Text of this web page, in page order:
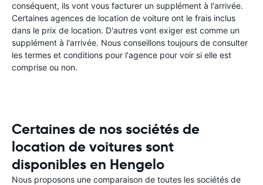
conséquent, ils vont vous facturer un supplément à l'arrivée.
Certaines agences de location de voiture ont le frais inclus
dans le prix de location. D'autres vont exiger est comme un
supplément à l'arrivée. Nous conseillons toujours de consulter
les termes et conditions pour l'agence pour voir si elle est
comprise ou non.
Certaines de nos sociétés de
location de voitures sont
disponibles en Hengelo
Nous proposons une comparaison de toutes les sociétés de